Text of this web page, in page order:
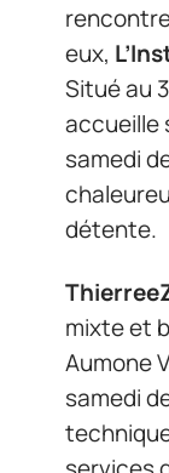
eux,
Situé au
accueille
samedi
détente.
mixte et
Aumone
samedi